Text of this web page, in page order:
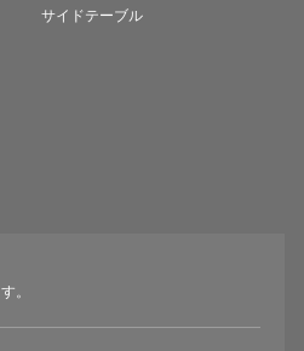
サイドテーブル
。